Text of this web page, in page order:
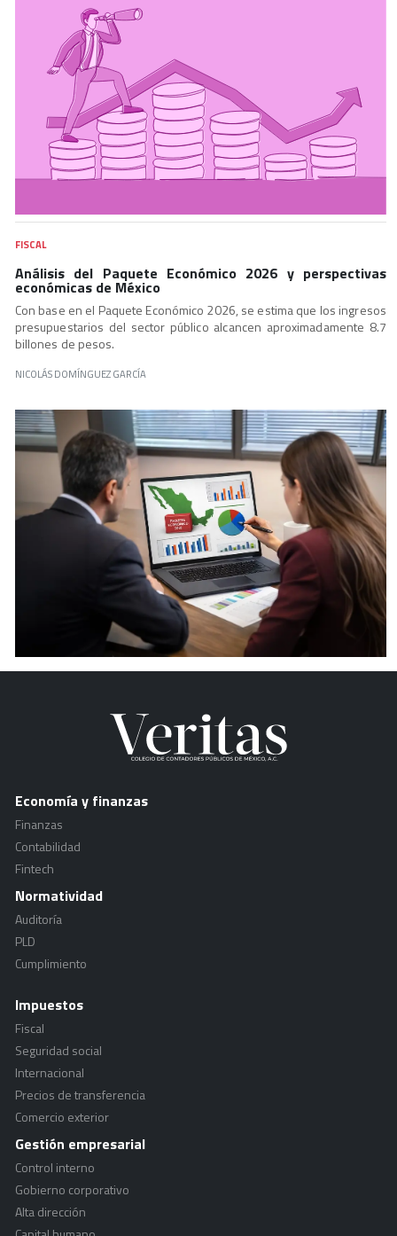
FISCAL
Análisis del Paquete Económico 2026 y perspectivas
económicas de México
Con base en el Paquete Económico 2026, se estima que los ingresos
presupuestarios del sector público alcancen aproximadamente 8.7
billones de pesos.
NICOLÁS DOMÍNGUEZ GARCÍA
Economía y finanzas
Finanzas
Contabilidad
Fintech
Normatividad
Auditoría
PLD
Cumplimiento
Impuestos
Fiscal
Seguridad social
Internacional
Precios de transferencia
Comercio exterior
Gestión empresarial
Control interno
Gobierno corporativo
Alta dirección